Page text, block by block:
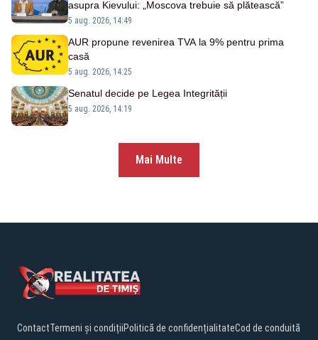
asupra Kievului: „Moscova trebuie să plătească”
5 aug. 2026, 14:49
AUR propune revenirea TVA la 9% pentru prima
casă
5 aug. 2026, 14:25
Senatul decide pe Legea Integrității
5 aug. 2026, 14:19
Mai Multe
ContactTermeni și condițiiPolitică de confidențialitateCod de conduită